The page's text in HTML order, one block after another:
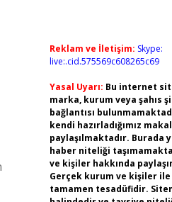
Reklam ve İletişim: Skype:
live:.cid.575569c608265c69
Yasal Uyarı: Bu internet
marka, kurum veya şahıs
bağlantısı
kendi hazırladığımız
paylaşılmaktadır. Burada
haber niteliği
ve kişiler hakkında
Gerçek kurum ve kişiler
tamamen tesadüfidir.